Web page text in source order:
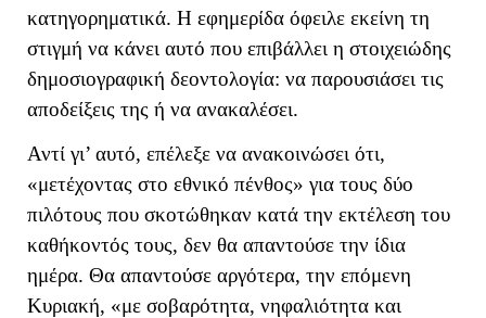
κατηγορηματικά. Η εφημερίδα όφειλε εκείνη τη
στιγμή να κάνει αυτό που επιβάλλει η στοιχειώδης
δημοσιογραφική δεοντολογία: να παρουσιάσει τις
αποδείξεις της ή να ανακαλέσει.
Αντί γι’ αυτό, επέλεξε να ανακοινώσει ότι,
«μετέχοντας στο εθνικό πένθος» για τους δύο
πιλότους που σκοτώθηκαν κατά την εκτέλεση του
καθήκοντός τους, δεν θα απαντούσε την ίδια
ημέρα. Θα απαντούσε αργότερα, την επόμενη
Κυριακή, «με σοβαρότητα, νηφαλιότητα και